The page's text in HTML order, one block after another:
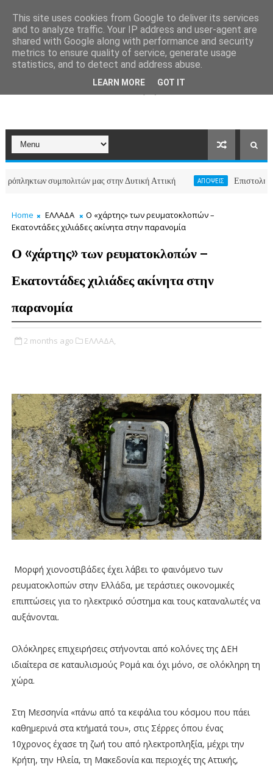
συμπολιτών μας στην Δυτική Αττική ΑΠΟΨΕΙΣ Επιστολή
Home ΕΛΛΑΔΑ
Ο «χάρτης» των ρευματοκλοπών –
Εκατοντάδες χιλιάδες ακίνητα στην παρανομία
Ο «χάρτης» των ρευματοκλοπών –
Εκατοντάδες χιλιάδες ακίνητα στην
παρανομία
2 months ago ΕΛΛΑΔΑ,
Μορφή χιονοστιβάδες έχει λάβει το φαινόμενο των
ρευματοκλοπών στην Ελλάδα, με τεράστιες οικονομικές
επιπτώσεις για το ηλεκτρικό σύστημα και τους καταναλωτές να
αυξάνονται.
Ολόκληρες επιχειρήσεις στήνονται από κολόνες της ΔΕΗ
ιδιαίτερα σε καταυλισμούς Ρομά και όχι μόνο, σε ολόκληρη τη
χώρα.
Στη Μεσσηνία «πάνω από τα κεφάλια του κόσμου που πάει
καθημερινά στα κτήματά του», στις Σέρρες όπου ένας
10χρονος έχασε τη ζωή του από ηλεκτροπληξία, μέχρι την
Κρήτη, την Ηλεία, τη Μακεδονία και περιοχές της Αττικής,
This site uses cookies from Google to deliver its services
and to analyze traffic. Your IP address and user-agent are
shared with Google along with performance and security
metrics to ensure quality of service, generate usage
statistics, and to detect and address abuse.
LEARN MORE GOT IT